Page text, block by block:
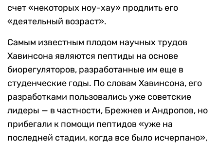
счет «некоторых ноу-хау» продлить его
«деятельный возраст».
Самым известным плодом научных трудов
Хавинсона являются пептиды на основе
биорегуляторов, разработанные им еще в
студенческие годы. По словам Хавинсона, его
разработками пользовались уже советские
лидеры — в частности, Брежнев и Андропов, но
прибегали к помощи пептидов «уже на
последней стадии, когда все было исчерпано»,